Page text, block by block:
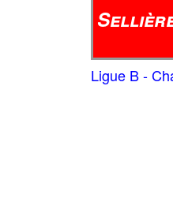
Ligue B -